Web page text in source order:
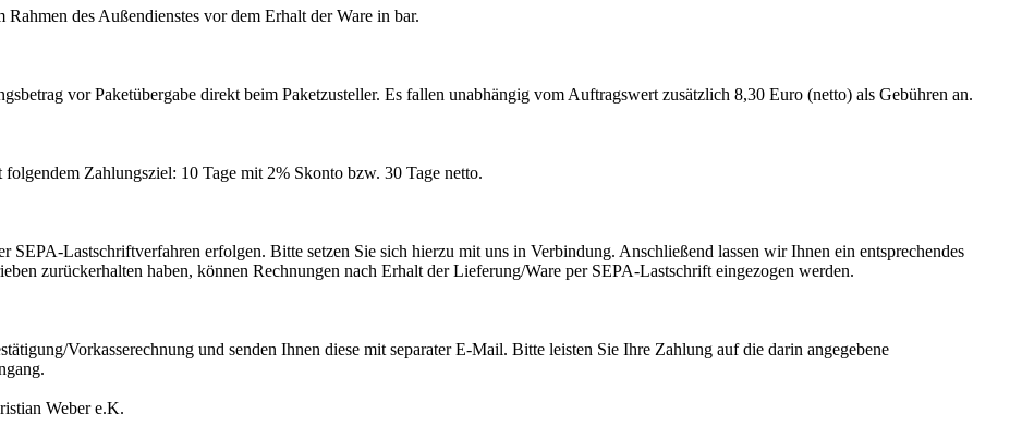
des Außendienstes vor dem Erhalt der Ware in bar.
vor Paketübergabe direkt beim Paketzusteller. Es fallen unabhängig vom Auftragswert zusätzlich 8,30 Euro (netto) als Gebühren an.
Zahlungsziel: 10 Tage mit 2% Skonto bzw. 30 Tage netto.
SEPA-Lastschriftverfahren erfolgen. Bitte setzen Sie sich hierzu mit uns in Verbindung. Anschließend lassen wir Ihnen ein entsprechendes
zurückerhalten haben, können Rechnungen nach Erhalt der Lieferung/Ware per SEPA-Lastschrift eingezogen werden.
Vorkasserechnung und senden Ihnen diese mit separater E-Mail. Bitte leisten Sie Ihre Zahlung auf die darin angegebene
Weber e.K.